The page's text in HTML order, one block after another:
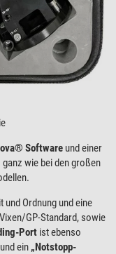
Software und einer
wie bei den großen
und Ordnung und eine
GP-Standard, sowie
Port ist ebenso
ein „Notstopp-